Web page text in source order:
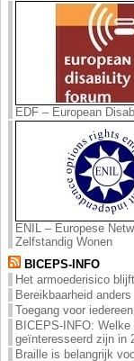
EDF – European
ENIL – Europese
Zelfstandig Wonen
BICEPS-INFO
Het armoederisico
Bereikbaarheid
Toegang voor
BICEPS-INFO: Welke
geïnteresseerd zijn in
Braille is belangrijk